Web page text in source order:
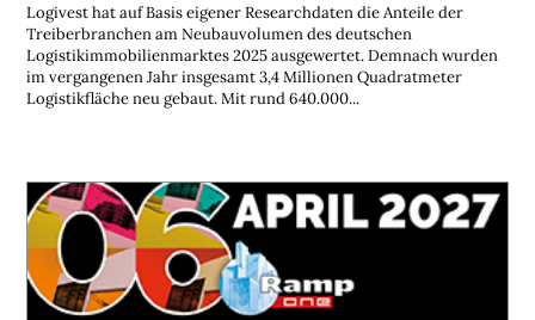
Logivest hat auf Basis eigener Researchdaten die Anteile der
Treiberbranchen am Neubauvolumen des deutschen
Logistikimmobilienmarktes 2025 ausgewertet. Demnach wurden
im vergangenen Jahr insgesamt 3,4 Millionen Quadratmeter
Logistikfläche neu gebaut. Mit rund 640.000...